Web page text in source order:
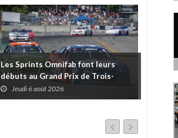
Les Sprints Omnifab font leurs
débuts au Grand Prix de Trois-
Rivières avec un format inspiré de
Daytona
Jeudi 6 août 2026
TB
Trois-